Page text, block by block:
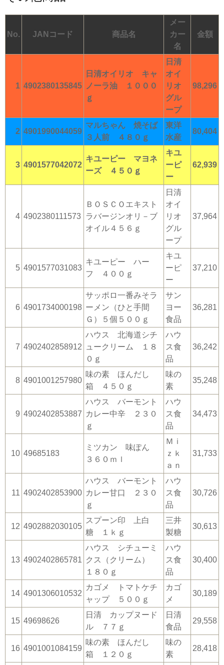
No. JANコード 商品名
メー
カー
名
金額
1 4902380135845
日清オイリオ キャ
ノーラ油 １０００
ｇ
日清
オイ
リオ
グル
ープ
98,296
2 4901990044059
マルちゃん 焼そば
３人前 ４８０ｇ
東洋
水産
80,404
3 4901577042072
キユーピー マヨネ
ーズ ４５０ｇ
キユ
ーピ
ー
62,939
4 4902380111573
ＢＯＳＣＯエキスト
ラバージンオリ－ブ
オイル４５６ｇ
日清
オイ
リオ
グル
ープ
37,964
5 4901577031083
キユーピー ハー
フ ４００ｇ
キユ
ーピ
ー
37,210
6 4901734000198
サッポロ一番みそラ
ーメン（ひと手間
Ｇ）５個５００ｇ
サン
ヨー
食品
36,281
7 4902402858912
ハウス 北海道シチ
ュークリーム １８
０ｇ
ハウ
ス食
品
36,242
8 4901001257980
味の素 ほんだし
箱 ４５０ｇ
味の
素
35,248
9 4902402853887
ハウス バーモント
カレー中辛 ２３０
ｇ
ハウ
ス食
品
34,473
10 49685183
ミツカン 味ぽん
３６０ｍｌ
Ｍｉ
ｚｋ
ａｎ
31,733
11 4902402853900
ハウス バーモント
カレー甘口 ２３０
ｇ
ハウ
ス食
品
30,726
12 4902882030105
スプーン印 上白
糖 １ｋｇ
三井
製糖
30,613
13 4902402865781
ハウス シチューミ
クス（クリーム）
１８０ｇ
ハウ
ス食
品
30,400
14 4901306010532
カゴメ トマトケチ
ャップ ５００ｇ
カゴ
メ
30,189
15 49698626
日清 カップヌード
ル ７７ｇ
日清
食品
29,558
16 4901001084159
味の素 ほんだし
箱 １２０ｇ
味の
素
28,418